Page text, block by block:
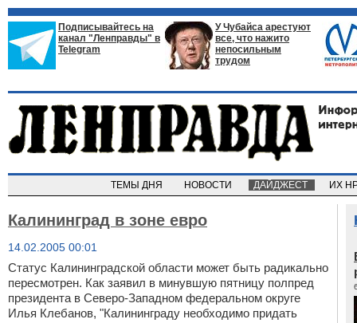
Подписывайтесь на
канал "Ленправды" в
Telegram
У Чубайса арестуют
все, что нажито
непосильным
трудом
ТЕМЫ ДНЯ НОВОСТИ ДАЙДЖЕСТ ИХ
Калининград в зоне евро
14.02.2005 00:01
Статус Калининградской области может быть радикально
пересмотрен. Как заявил в минувшую пятницу полпред
президента в Северо-Западном федеральном округе
Илья Клебанов, "Калининграду необходимо придать